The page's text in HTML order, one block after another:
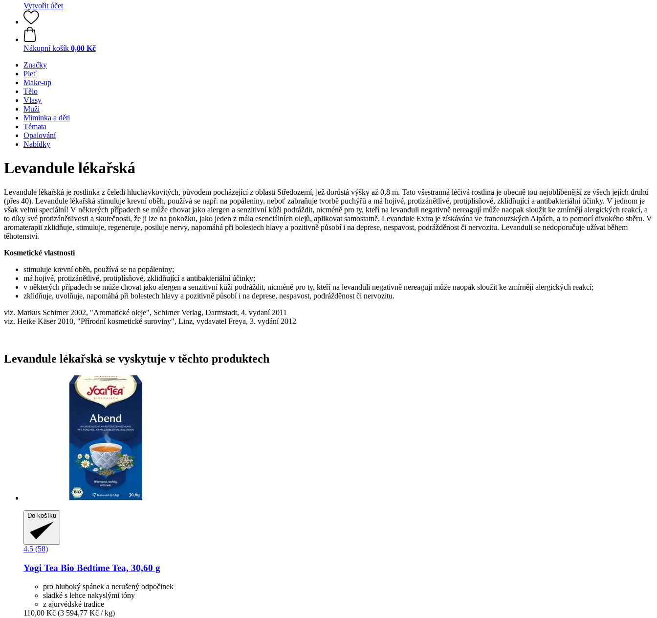
Vytvořit účet
Nákupní košík 0,00 Kč
Značky
Pleť
Make-up
Tělo
Vlasy
Muži
Miminka a děti
Témata
Opalování
Nabídky
Levandule lékařská
Levandule lékařská je rostlinka z čeledi hluchavkovitých, původem pocházející z oblasti Středozemí, jež dorůstá výšky až 0,8 m. Tato všestranná léčivá rostlina je obecně tou nejoblíbenější ze všech jejích druhů
(přes 40). Levandule lékařská stimuluje krevní oběh, používá se např. na popáleniny, neboť zabraňuje tvorbě puchýřů a má hojivé, protizánětlivé, protiplísňové, zklidňující a antibakteriální účinky. V jednom je
však velmi speciální! V některých případech se může chovat jako alergen a senzitivní kůži podráždit, nicméně pro ty, kteří na levanduli negativně nereagují může naopak sloužit ke zmírnějí alergických reakcí, a
to díky své protizánětlivosti a skutečnosti, že ji lze na pokožku, jako jeden z mála esenciálních olejů, aplikovat samostatně. Levandule Extra je získávána ve francouzských Alpách, a to pomocí divokého sběru. V
aromaterapii zklidňuje, stimuluje, regeneruje, posiluje nervy, napomáhá při bolestech hlavy a pozitivně působí i na deprese, nespavost, podrážděnost či nervozitu. Levanduli se nedoporučuje užívat během
těhotenství.
Kosmetické vlastnosti
stimuluje krevní oběh, používá se na popáleniny;
má hojivé, protizánětlivé, protiplísňové, zklidňující a antibakteriální účinky;
v některých případech se může chovat jako alergen a senzitivní kůži podráždit, nicméně pro ty, kteří na levanduli negativně nereagují může naopak sloužit ke zmírnějí alergických reakcí;
zklidňuje, uvolňuje, napomáhá při bolestech hlavy a pozitivně působí i na deprese, nespavost, podrážděnost či nervozitu.
viz. Markus Schirner 2002, "Aromatické oleje", Schirner Verlag, Darmstadt, 4. vydaní 2011
viz. Heike Käser 2010, "Přírodní kosmetické suroviny", Linz, vydavatel Freya, 3. vydání 2012
Levandule lékařská se vyskytuje v těchto produktech
Do košíku
4.5 (58)
Yogi Tea Bio Bedtime Tea, 30,60 g
pro hluboký spánek a nerušený odpočinek
sladké s lehce nakyslými tóny
z ajurvédské tradice
110,00 Kč (3 594,77 Kč / kg)